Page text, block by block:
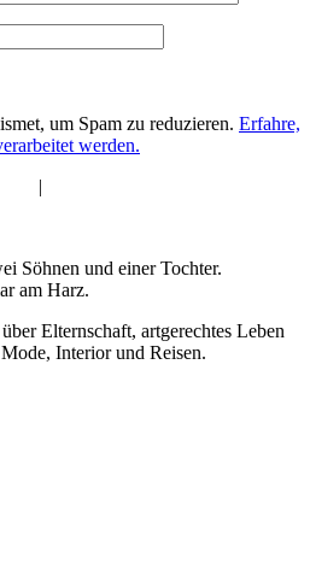
um Spam zu reduzieren. Erfahre,
werden.
|
Söhnen und einer Tochter.
am Harz.
Elternschaft, artgerechtes Leben
Interior und Reisen.